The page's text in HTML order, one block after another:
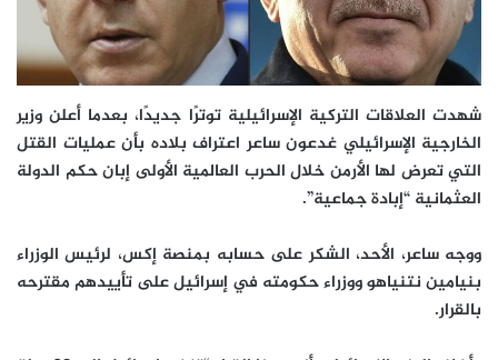
شهدت العلاقات التركية الإسرائيلية توترًا جديدًا، بعدما أعلن وزير
الخارجية الإسرائيلي غدعون ساعر اعتراف بلاده بأن عمليات القتل
التي تعرض لها الأرمن خلال الحرب العالمية الأولى إبان حكم الدولة
العثمانية “إبادة جماعية”.
ووجه ساعر، الأحد، الشكر على حسابه بمنصة إكس، لرئيس الوزراء
بنيامين نتنياهو ووزراء حكومته في إسرائيل على تأييدهم مقترحه
بالقرار.